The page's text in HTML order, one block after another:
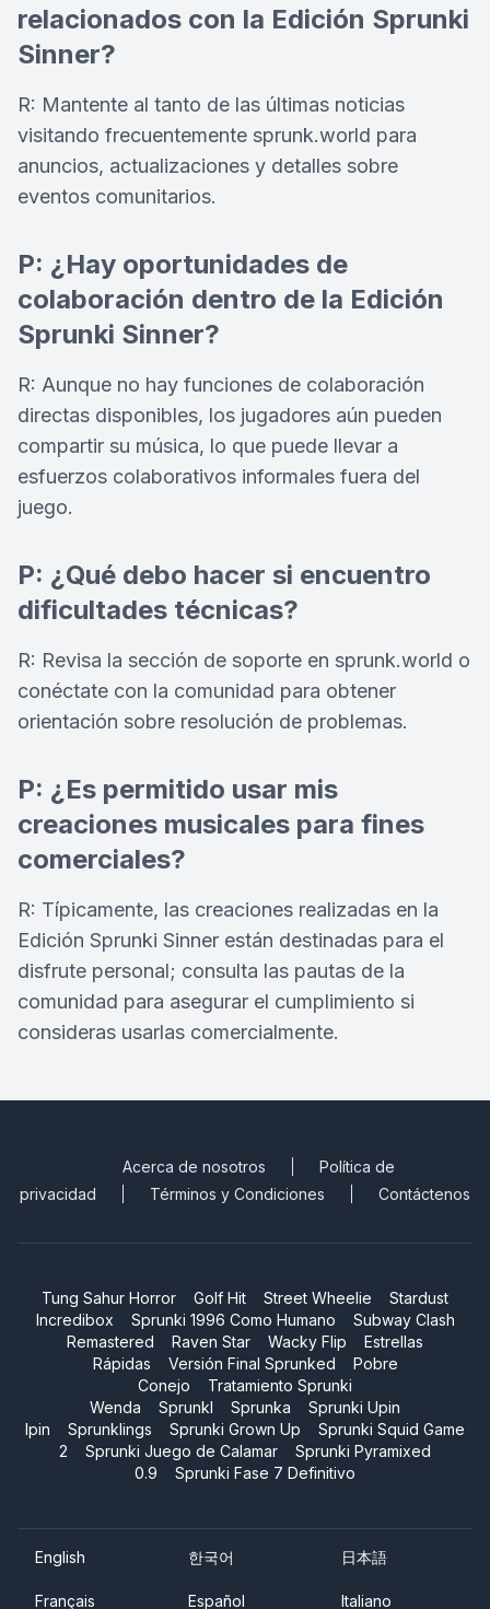
relacionados con la Edición Sprunki
Sinner?
R: Mantente al tanto de las últimas noticias
visitando frecuentemente sprunk.world para
anuncios, actualizaciones y detalles sobre
eventos comunitarios.
P: ¿Hay oportunidades de
colaboración dentro de la Edición
Sprunki Sinner?
R: Aunque no hay funciones de colaboración
directas disponibles, los jugadores aún pueden
compartir su música, lo que puede llevar a
esfuerzos colaborativos informales fuera del
juego.
P: ¿Qué debo hacer si encuentro
dificultades técnicas?
R: Revisa la sección de soporte en sprunk.world o
conéctate con la comunidad para obtener
orientación sobre resolución de problemas.
P: ¿Es permitido usar mis
creaciones musicales para fines
comerciales?
R: Típicamente, las creaciones realizadas en la
Edición Sprunki Sinner están destinadas para el
disfrute personal; consulta las pautas de la
comunidad para asegurar el cumplimiento si
consideras usarlas comercialmente.
Acerca de nosotros
Política de
privacidad
Términos y Condiciones Contáctenos
Tung Sahur Horror Golf Hit Street Wheelie
Stardust
Incredibox
Sprunki 1996 Como Humano
Subway Clash
Remastered
Raven Star Wacky Flip
Estrellas
Rápidas
Versión Final Sprunked
Pobre
Conejo
Tratamiento Sprunki
Wenda
Sprunkl Sprunka
Sprunki Upin
Ipin
Sprunklings Sprunki Grown Up
Sprunki Squid Game
2
Sprunki Juego de Calamar
Sprunki Pyramixed
0.9
Sprunki Fase 7 Definitivo
English 한국어 日本語
Français Español Italiano